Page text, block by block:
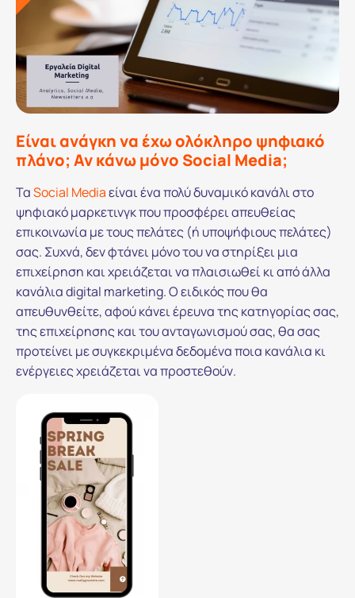
Είναι ανάγκη να έχω ολόκληρο ψηφιακό
πλάνο; Αν κάνω μόνο Social Media;
ΤαSocial Mediaείναι ένα πολύ δυναμικό κανάλι στο
ψηφιακό μαρκετινγκ που προσφέρει απευθείας
επικοινωνία με τους πελάτες (ή υποψήφιους πελάτες)
σας. Συχνά, δεν φτάνει μόνο του να στηρίξει μια
επιχείρηση και χρειάζεται να πλαισιωθεί κι από άλλα
κανάλια digital marketing. Ο ειδικός που θα
απευθυνθείτε, αφού κάνει έρευνα της κατηγορίας σας,
της επιχείρησης και του ανταγωνισμού σας, θα σας
προτείνει με συγκεκριμένα δεδομένα ποια κανάλια κι
ενέργειες χρειάζεται να προστεθούν.